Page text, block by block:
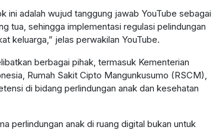
ini adalah wujud tanggung jawab YouTube sebagai
tua, sehingga implementasi regulasi pelindungan
keluarga,” jelas perwakilan YouTube.
berbagai pihak, termasuk Kementerian
Rumah Sakit Cipto Mangunkusumo (RSCM),
di bidang perlindungan anak dan kesehatan
perlindungan anak di ruang digital bukan untuk